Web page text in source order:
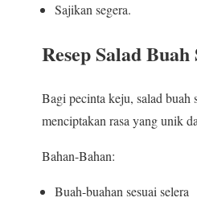
Sajikan segera.
Resep Salad
Bagi pecinta keju, salad buah
menciptakan rasa yang unik
Bahan-Bahan:
Buah-buahan sesuai selera